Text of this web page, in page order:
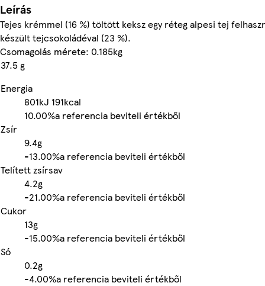
Leírás
Tejes krémmel (16 %) töltött keksz egy réteg alpesi tej
készült tejcsokoládéval (23 %).
Csomagolás mérete: 0.185kg
37.5 g
Energia
801kJ 191kcal
10.00%a referencia beviteli értékből
Zsír
9.4g
-13.00%a referencia beviteli értékből
Telített zsírsav
4.2g
-21.00%a referencia beviteli értékből
Cukor
13g
-15.00%a referencia beviteli értékből
Só
0.2g
-4.00%a referencia beviteli értékből